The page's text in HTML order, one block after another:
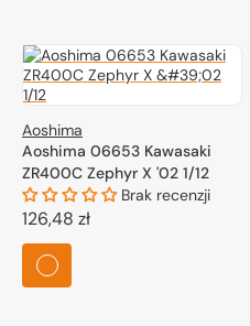
Aoshima
Aoshima 06653 Kawasaki
ZR400C Zephyr X '02 1/12
Brak recenzji
Cena
regularna
126,48 zł